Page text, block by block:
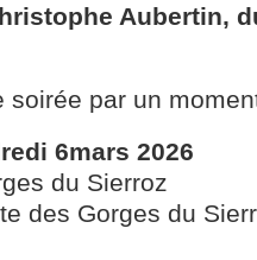
Aubertin,
soirée par un
6mars 2026
du Sierroz
des Gorges du